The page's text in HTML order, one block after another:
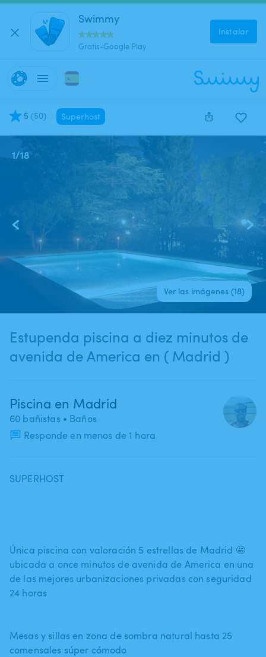
Swimmy
Gratis-Google Play
Instalar
5 (50) Superhost
1/18
Ver las imágenes (18)
Estupenda piscina a diez minutos de
avenida de America en ( Madrid )
Piscina en Madrid
60 bañistas • Baños
Responde en menos de 1 hora
SUPERHOST
Única piscina con valoración 5 estrellas de Madrid 🤩
ubicada a once minutos de avenida de America en una
de las mejores urbanizaciones privadas con seguridad
24 horas
Mesas y sillas en zona de sombra natural hasta 25
comensales súper cómodo